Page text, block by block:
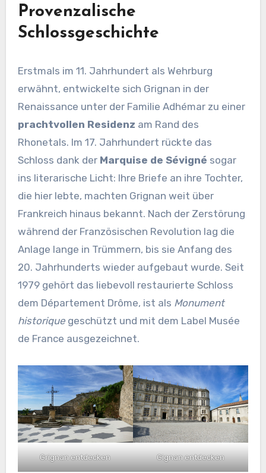
Provenzalische
Schlossgeschichte
Erstmals im 11. Jahrhundert als Wehrburg
erwähnt, entwickelte sich Grignan in der
Renaissance unter der Familie Adhémar zu einer
prachtvollen Residenz am Rand des
Rhonetals. Im 17. Jahrhundert rückte das
Schloss dank der Marquise de Sévigné sogar
ins literarische Licht: Ihre Briefe an ihre Tochter,
die hier lebte, machten Grignan weit über
Frankreich hinaus bekannt. Nach der Zerstörung
während der Französischen Revolution lag die
Anlage lange in Trümmern, bis sie Anfang des
20. Jahrhunderts wieder aufgebaut wurde. Seit
1979 gehört das liebevoll restaurierte Schloss
dem Département Drôme, ist als Monument
historiquegeschützt und mit dem Label Musée
de France ausgezeichnet.
Grignan entdecken Gignan entdecken